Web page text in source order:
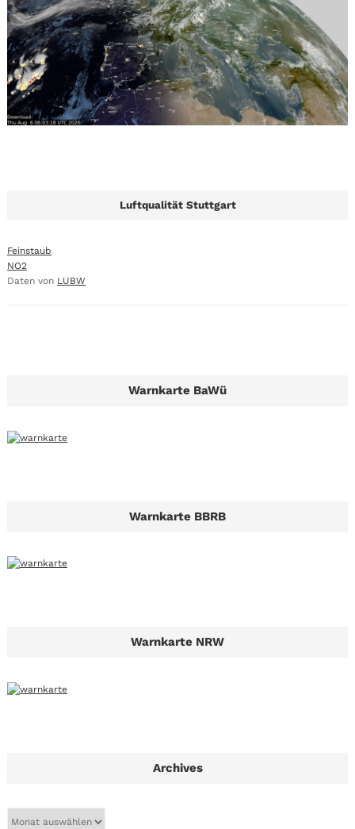
Luftqualität Stuttgart
Feinstaub
NO2
Daten von LUBW
Warnkarte BaWü
Warnkarte BBRB
Warnkarte NRW
Archives